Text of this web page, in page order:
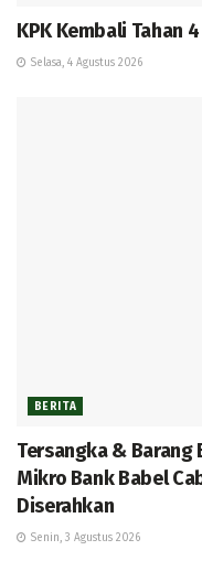
KPK Kembali Tahan
Selasa, 4 Agustus 2026
BERITA
Tersangka & Barang
Mikro Bank Babel
Diserahkan
Senin, 3 Agustus 2026